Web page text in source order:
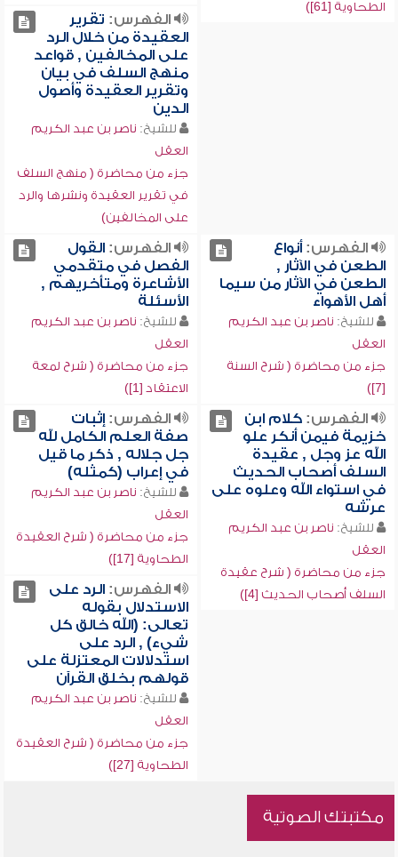
الطحاوية [61])
الفهرس: تقرير
العقيدة من خلال الرد
على المخالفين , قواعد
منهج السلف في بيان
وتقرير العقيدة وأصول
الدين
للشيخ: ناصر بن عبد الكريم
العقل
جزء من محاضرة ( منهج السلف
في تقرير العقيدة ونشرها والرد
على المخالفين)
الفهرس:أنواع
الطعن في الآثار ,
الطعن في الآثار من سيما
أهل الأهواء
للشيخ: ناصر بن عبد الكريم
العقل
جزء من محاضرة ( شرح السنة
[7])
الفهرس:القول
الفصل في متقدمي
الأشاعرة ومتأخريهم ,
الأسئلة
للشيخ: ناصر بن عبد الكريم
العقل
جزء من محاضرة ( شرح لمعة
الاعتقاد [1])
الفهرس:كلام ابن
خزيمة فيمن أنكر علو
الله عز وجل , عقيدة
السلف أصحاب الحديث
في استواء الله وعلوه على
عرشه
للشيخ: ناصر بن عبد الكريم
العقل
جزء من محاضرة ( شرح عقيدة
السلف أصحاب الحديث [4])
الفهرس:إثبات
صفة العلم الكامل لله
جل جلاله , ذكر ما قيل
في إعراب (كمثله)
للشيخ: ناصر بن عبد الكريم
العقل
جزء من محاضرة ( شرح العقيدة
الطحاوية [17])
الفهرس:الرد على
الاستدلال بقوله
تعالى: (الله خالق كل
شيء) , الرد على
استدلالات المعتزلة على
قولهم بخلق القرآن
للشيخ: ناصر بن عبد الكريم
العقل
جزء من محاضرة ( شرح العقيدة
الطحاوية [27])
مكتبتك الصوتية